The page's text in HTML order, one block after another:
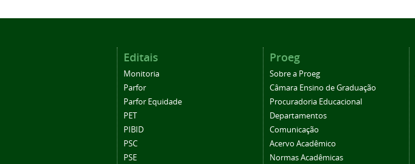
Editais
Monitoria
Parfor
Parfor Equidade
PET
PIBID
PSC
PSE
Proeg
Sobre a Proeg
Câmara Ensino de Graduação
Procuradoria Educacional
Departamentos
Comunicação
Acervo Acadêmico
Normas Acadêmicas